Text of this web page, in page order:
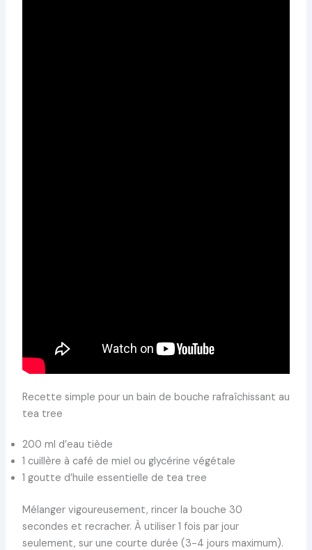
Recette simple pour un bain de bouche rafraîchissant au
tea tree
200 ml d’eau tiède
1 cuillère à café de miel ou glycérine végétale
1 goutte d’huile essentielle de tea tree
Mélanger vigoureusement, rincer la bouche 30
secondes et recracher. À utiliser 1 fois par jour
seulement, sur une courte durée (3-4 jours maximum).